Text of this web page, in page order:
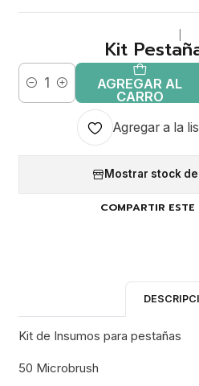
Kit
Cantidad
AGREGAR AL
CARRO
Agregar a la
Mostrar stock
COMPARTIR
Kit de Insumos para pestañas
50 Microbrush